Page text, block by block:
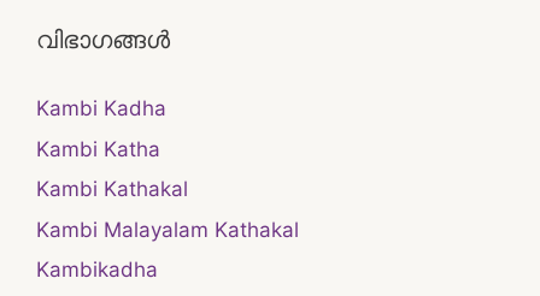
വിഭാഗങ്ങൾ
Kambi Kadha
Kambi Katha
Kambi Kathakal
Kambi Malayalam Kathakal
Kambikadha